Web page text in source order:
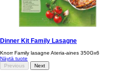
Dinner Kit Family Lasagne
Knorr Family lasagne Ateria-aines 350Gx6
Näytä tuote
Previous
Next